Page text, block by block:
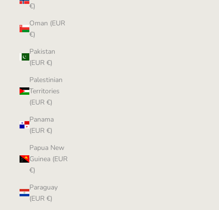
€)
Oman (EUR
€)
Pakistan
(EUR €)
Palestinian
Territories
(EUR €)
Panama
(EUR €)
Papua New
Guinea (EUR
€)
Paraguay
(EUR €)